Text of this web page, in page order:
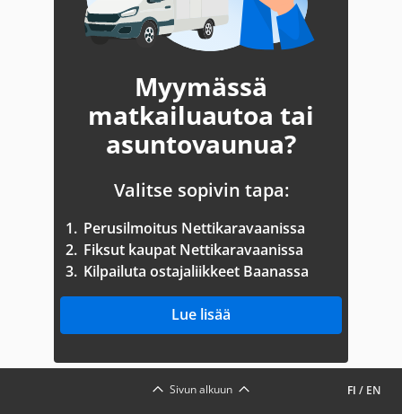
Myymässä
matkailuautoa tai
asuntovaunua?
Valitse sopivin tapa:
1. Perusilmoitus Nettikaravaanissa
2. Fiksut kaupat Nettikaravaanissa
3. Kilpailuta ostajaliikkeet Baanassa
Lue lisää
FI / EN
Sivun alkuun